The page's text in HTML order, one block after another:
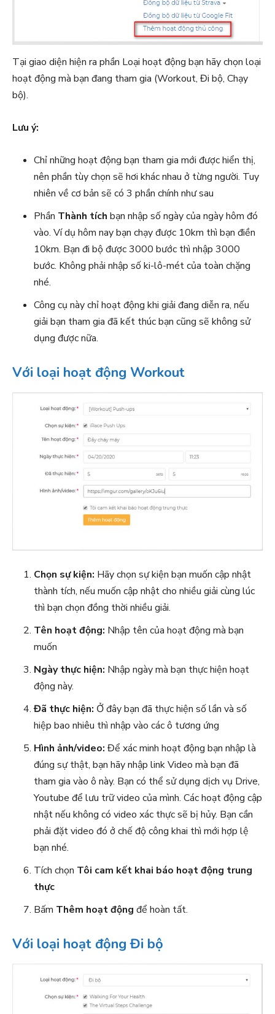
Tại giao diện hiện ra phần Loại hoạt động bạn hãy chọn loại
hoạt động mà bạn đang tham gia (Workout, Đi bộ, Chạy
bộ).
Lưu ý:
Chỉ những hoạt động bạn tham gia mới được hiển thị,
nên phần tùy chọn sẽ hơi khác nhau ở từng người. Tuy
nhiên về cơ bản sẽ có 3 phần chính như sau
Phần Thành tích bạn nhập số ngày của ngày hôm đó
vào. Ví dụ hôm nay bạn chạy được 10km thì bạn điền
10km. Bạn đi bộ được 3000 bước thì nhập 3000
bước. Không phải nhập số ki-lô-mét của toàn chặng
nhé.
Công cụ này chỉ hoạt động khi giải đang diễn ra, nếu
giải bạn tham gia đã kết thúc bạn cũng sẽ không sử
dụng được nữa.
Với loại hoạt động Workout
Chọn sự kiện: Hãy chọn sự kiện bạn muốn cập nhật
thành tích, nếu muốn cập nhật cho nhiều giải cùng lúc
thì bạn chọn đồng thời nhiều giải.
Tên hoạt động: Nhập tên của hoạt động mà bạn
muốn
Ngày thực hiện: Nhập ngày mà bạn thực hiện hoạt
động này.
Đã thực hiện: Ở đây bạn đã thực hiện số lần và số
hiệp bao nhiêu thì nhập vào các ô tương ứng
Hình ảnh/video: Để xác minh hoạt động bạn nhập là
đúng sự thật, bạn hãy nhập link Video mà bạn đã
tham gia vào ô này. Bạn có thể sử dụng dịch vụ Drive,
Youtube để lưu trữ video của mình. Các hoạt động cập
nhật nếu không có video xác thực sẽ bị hủy. Bạn cần
phải đặt video đó ở chế độ công khai thì mới hợp lệ
bạn nhé.
Tích chọn Tôi cam kết khai báo hoạt động trung
thực
Bấm Thêm hoạt động để hoàn tất.
Với loại hoạt động Đi bộ